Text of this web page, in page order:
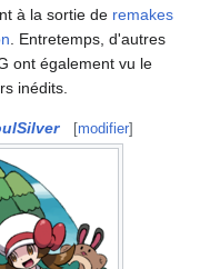
à la sortie de remakes
. Entretemps, d'autres
ont également vu le
inédits.
[modifier]